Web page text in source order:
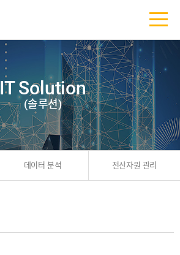
IT Solution
(솔루션)
데이터 분석 전산자원 관리